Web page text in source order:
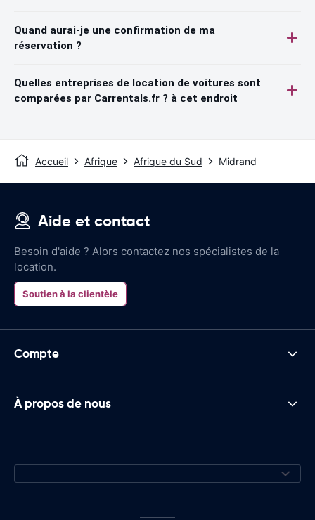
Quand aurai-je une confirmation de ma
réservation ?
Quelles entreprises de location de voitures sont
comparées par Carrentals.fr ? à cet endroit
Accueil Afrique Afrique du Sud Midrand
Aide et contact
Besoin d'aide ? Alors contactez nos spécialistes de la
location.
Soutien à la clientèle
Compte
À propos de nous